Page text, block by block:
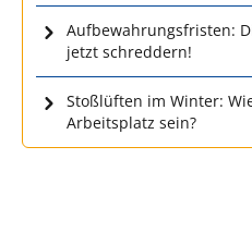
Aufbewahrungsfristen:
jetzt schreddern!
Stoßlüften im Winter:
Arbeitsplatz sein?